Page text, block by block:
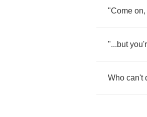
"Come on,
"...but
Who can't